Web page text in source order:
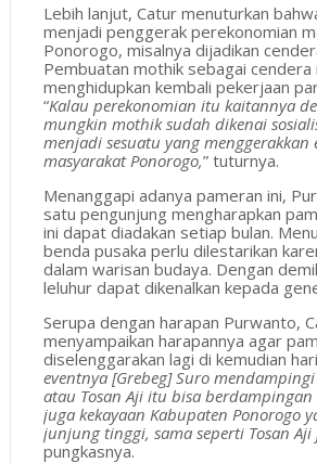
Lebih lanjut, Catur menuturkan
menjadi penggerak perekonomian
Ponorogo, misalnya dijadikan
Pembuatan mothik sebagai
menghidupkan kembali pekerjaan
“Kalau perekonomian itu kaitannya
mungkin mothik sudah dikenai
menjadi sesuatu yang menggerakkan
masyarakat Ponorogo,” tuturnya.
Menanggapi adanya pameran ini,
satu pengunjung mengharapkan
ini dapat diadakan setiap bulan.
benda pusaka perlu dilestarikan
dalam warisan budaya. Dengan
leluhur dapat dikenalkan kepada
Serupa dengan harapan Purwanto,
menyampaikan harapannya agar
diselenggarakan lagi di kemudian
eventnya [Grebeg] Suro
atau Tosan Aji itu bisa
juga kekayaan Kabupaten Ponorogo
junjung tinggi, sama seperti Tosan Aji
pungkasnya.